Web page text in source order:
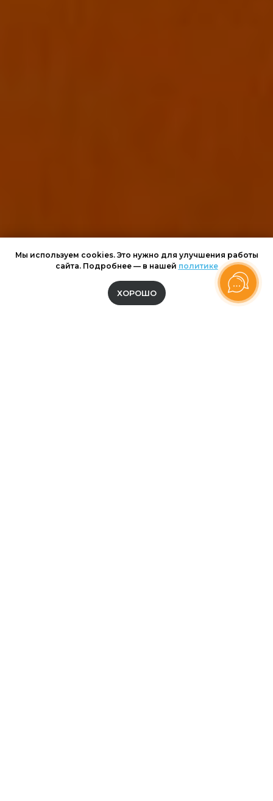
Мы используем cookies. Это нужно для улучшения работы
сайта. Подробнее — в нашей политике
ХОРОШО